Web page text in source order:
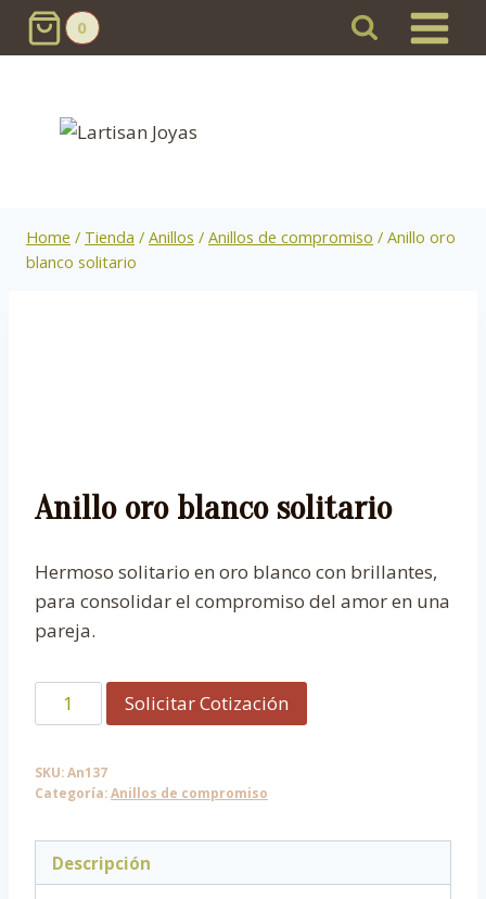
Skip
0
Home / Tienda / Anillos / Anillos de compromiso / Anillo oro
blanco solitario
Anillo oro blanco solitario
Hermoso solitario en oro blanco con brillantes,
para consolidar el compromiso del amor en una
pareja.
Anillo
oro
solitario
Solicitar Cotización
SKU:An137
Categoría:Anillos de compromiso
Descripción